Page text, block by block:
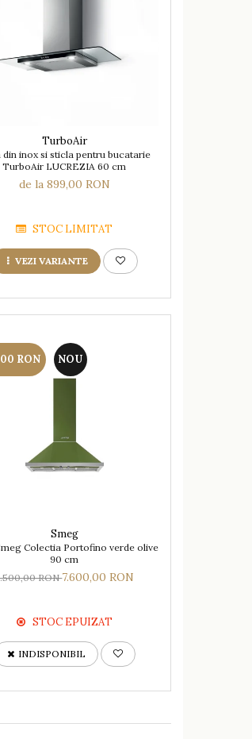
TurboAir
din inox si sticla pentru bucatarie
TurboAir LUCREZIA 60 cm
de la 899,00 RON
STOC LIMITAT
VEZI VARIANTE
RON NOU
Smeg
Colectia Portofino verde olive
90 cm
RON7.600,00 RON
STOC EPUIZAT
INDISPONIBIL